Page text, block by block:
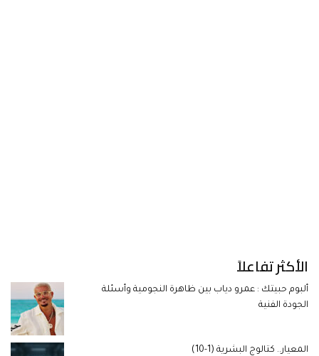
الأكثر تفاعلاً
ألبوم حبيتك : عمرو دياب بين ظاهرة النجومية وأسئلة
الجودة الفنية
المعيار.. كتالوج البشرية (1-10)